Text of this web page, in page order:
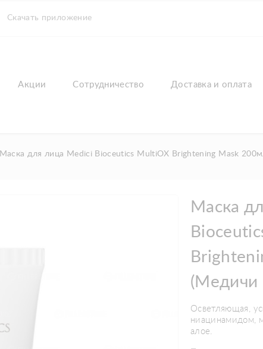
Скачать приложение
Акции Сотрудничество Доставка и оплата
Маска для лица Medici Bioceutics MultiOX Brightening Mask
Маска
(Медичи
Осветляющая,
ниацинамидом,
алое.